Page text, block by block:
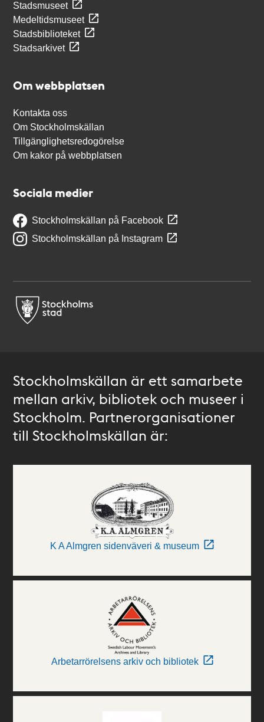
Stadsmuseet
Medeltidsmuseet
Stadsbiblioteket
Stadsarkivet
Om webbplatsen
Kontakta oss
Om Stockholmskällan
Tillgänglighetsredogörelse
Om kakor på webbplatsen
Sociala medier
Stockholmskällan på Facebook
Stockholmskällan på Instagram
Stockholmskällan är ett samarbete
mellan arkiv, bibliotek och museer i
Stockholm. Partnerorganisationer
till Stockholmskällan är:
K A Almgren sidenväveri & museum
Arbetarrörelsens arkiv och bibliotek